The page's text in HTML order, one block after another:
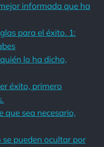
informada que ha
para el éxito. 1:
lo ha dicho,
éxito, primero
que sea necesario,
se pueden ocultar por